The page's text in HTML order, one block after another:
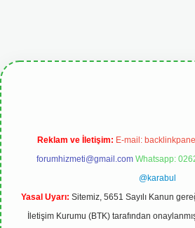
Reklam ve İletişim: E-mail:
forumhizmeti@gmail.com Whatsapp:
@karabul
Yasal Uyarı: Sitemiz, 5651 Sayılı Kanun
İletişim Kurumu (BTK) tarafından